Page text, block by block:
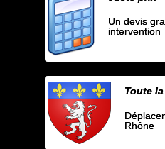
Un devis
intervention
Toute
Rhône